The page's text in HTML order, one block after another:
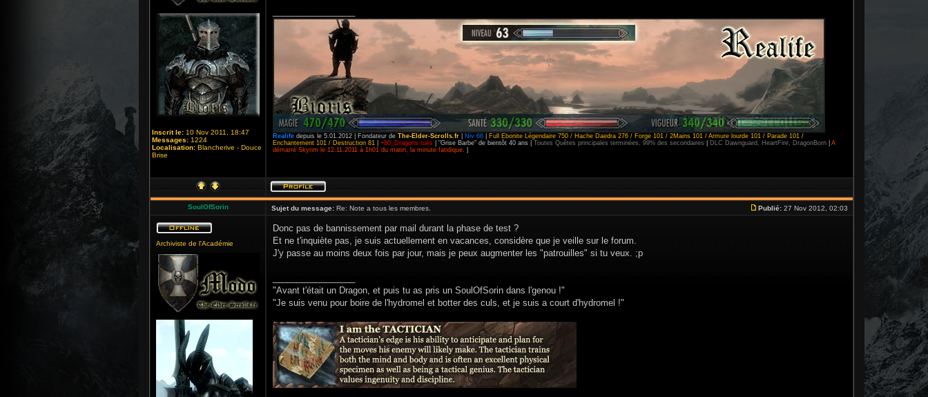
Inscrit le: 10 Nov 2011, 18:47
Messages: 1224
Localisation: Blancherive - Douce
Brise
Realife depuis le 5.01.2012 | Fondateur de The-Elder-Scrolls.fr Niv 66
Full Ebonite Légendaire 750 / Hache Daedra 276 / Forge 101 / 2Mains 101 / Armure lourde 101 / Parade 101 /
Enchantement 101 / Destruction 81
+80_Dragons tués | "Grise Barbe" de bientôt 40 ans | Toutes Quêtes principales terminées, 99% des secondaires DLC Dawnguard, HeartFire, DragonBorn
A
démarré Skyrim le 12.11.2011 à 1h01 du matin, la minute fatidique.
SoulOfSorin Sujet du message: Re: Note a tous les membres. Publié: 27 Nov 2012, 02:03
Archiviste de l'Académie
Donc pas de bannissement par mail durant la phase de test ?
Et ne t'inquiète pas, je suis actuellement en vacances, considère que je veille sur le forum.
J'y passe au moins deux fois par jour, mais je peux augmenter les "patrouilles" si tu veux. ;p
"Avant t'était un Dragon, et puis tu as pris un SoulOfSorin dans l'genou !"
"Je suis venu pour boire de l'hydromel et botter des culs, et je suis a court d'hydromel !"